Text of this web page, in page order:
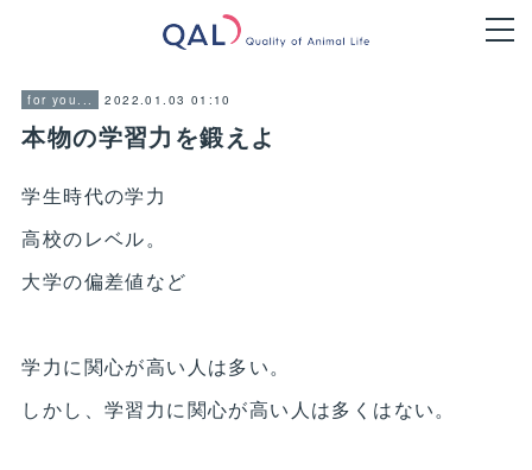
for you... 2022.01.03 01:10
本物の学習力を鍛えよ
学生時代の学力
高校のレベル。
大学の偏差値など
学力に関心が高い人は多い。
しかし、学習力に関心が高い人は多くはない。